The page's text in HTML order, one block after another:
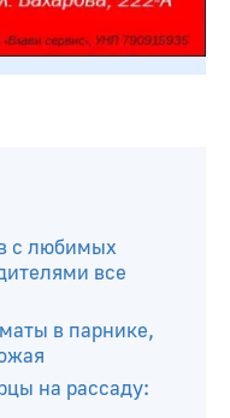
с любимых
все
в парнике,
на рассаду: